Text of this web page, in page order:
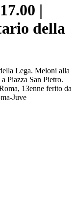
|
della
Lega. Meloni alla
Piazza San Pietro.
13enne ferito da
Juve